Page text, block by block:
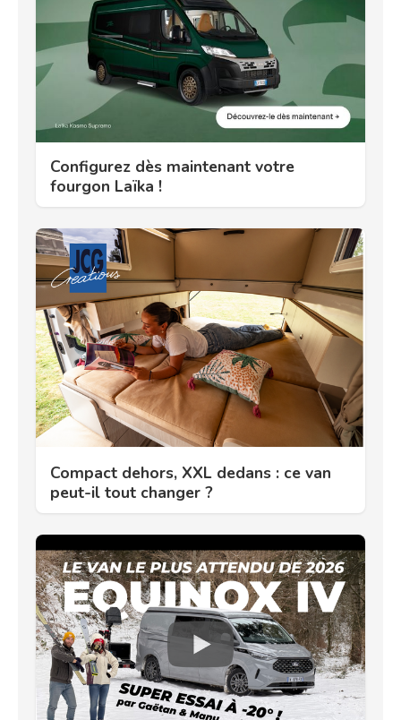
Configurez dès maintenant votre
fourgon Laïka !
Compact dehors, XXL dedans : ce van
peut-il tout changer ?